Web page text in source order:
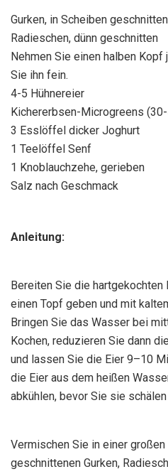
Gurken, in Scheiben geschnitten
Radieschen, dünn geschnitten
Nehmen Sie einen halben
Sie ihn fein.
4-5 Hühnereier
Kichererbsen-Microgreens
3 Esslöffel dicker Joghurt
1 Teelöffel Senf
1 Knoblauchzehe, gerieben
Salz nach Geschmack
Anleitung:
Bereiten Sie die hartgekochten
einen Topf geben und mit
Bringen Sie das Wasser bei
Kochen, reduzieren Sie dann
und lassen Sie die Eier 9–10
die Eier aus dem heißen
abkühlen, bevor Sie sie
Vermischen Sie in einer
geschnittenen Gurken,